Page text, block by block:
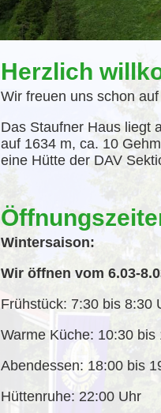
Herzlich
Wir freuen uns schon
Das Staufner Haus liegt
auf 1634 m, ca. 10
eine Hütte der DAV
Wintersaison:
Wir öffnen vom 6.03-
Frühstück: 7:30 bis 8:30
Warme Küche: 10:30 bis
Abendessen: 18:00 bis
Hüttenruhe: 22:00 Uhr